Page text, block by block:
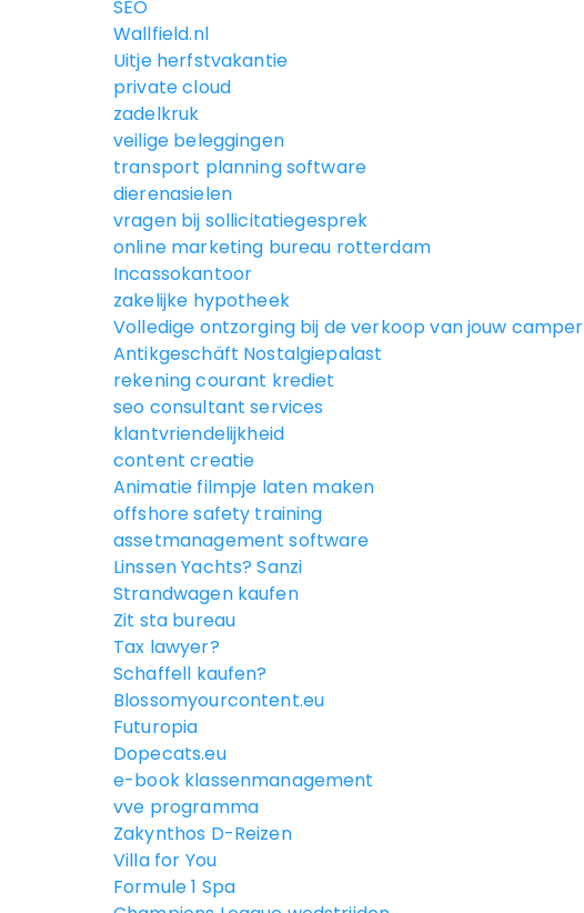
SEO
Wallfield.nl
Uitje herfstvakantie
private cloud
zadelkruk
veilige beleggingen
transport planning software
dierenasielen
vragen bij sollicitatiegesprek
online marketing bureau rotterdam
Incassokantoor
zakelijke hypotheek
Volledige ontzorging bij de verkoop van jouw camper
Antikgeschäft Nostalgiepalast
rekening courant krediet
seo consultant services
klantvriendelijkheid
content creatie
Animatie filmpje laten maken
offshore safety training
assetmanagement software
Linssen Yachts? Sanzi
Strandwagen kaufen
Zit sta bureau
Tax lawyer?
Schaffell kaufen?
Blossomyourcontent.eu
Futuropia
Dopecats.eu
e-book klassenmanagement
vve programma
Zakynthos D-Reizen
Villa for You
Formule 1 Spa